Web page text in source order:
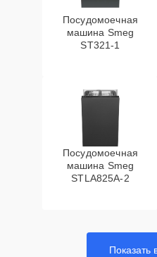
Посудомоечная
машина Smeg
ST321-1
Посудомоечная
машина Smeg
STLA825A-2
Показать